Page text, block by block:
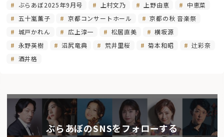
ぶらあぼ2025年9月号
上村文乃 上野由恵
中恵菜
五十嵐薫子
京都コンサートホール
京都の秋 音楽祭
城戸かれん
広上淳一 松居直美
横坂源
永野英樹
沼尻竜典 荒井里桜 菊本和昭
辻彩奈
酒井格
ぶらあぼのSNSをフォローする